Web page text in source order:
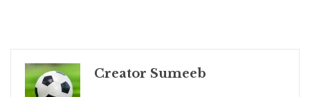
Creator Sumeeb